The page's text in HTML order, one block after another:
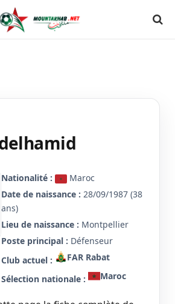
Nationalité :
Maroc
Date de naissance : 28/09/1987 (38
ans)
Lieu de naissance : Montpellier
Poste principal : Défenseur
Club actuel :
FAR Rabat
Sélection nationale :
Maroc